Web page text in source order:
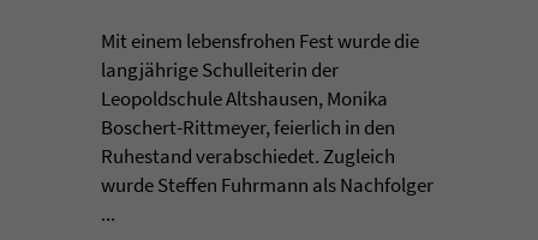
Mit einem lebensfrohen Fest wurde die
langjährige Schulleiterin der
Leopoldschule Altshausen, Monika
Boschert-Rittmeyer, feierlich in den
Ruhestand verabschiedet. Zugleich
wurde Steffen Fuhrmann als Nachfolger
...